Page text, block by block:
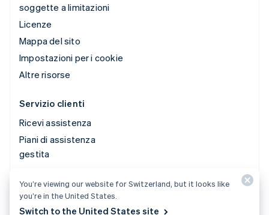
soggette a limitazioni
Licenze
Mappa del sito
Impostazioni per i cookie
Altre risorse
Servizio clienti
Ricevi assistenza
Piani di assistenza
gestita
© 2026 Stripe, LLC
You’re viewing our website for Switzerland, but it looks like
you’re in the United States.
Switch to the United States site